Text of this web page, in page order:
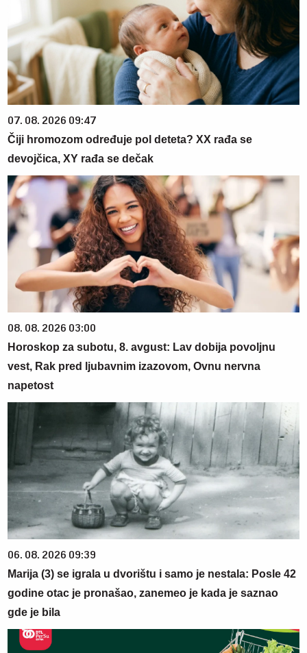
07. 08. 2026 09:47
Čiji hromozom određuje pol deteta? XX rađa se
devojčica, XY rađa se dečak
08. 08. 2026 03:00
Horoskop za subotu, 8. avgust: Lav dobija povoljnu
vest, Rak pred ljubavnim izazovom, Ovnu nervna
napetost
06. 08. 2026 09:39
Marija (3) se igrala u dvorištu i samo je nestala: Posle 42
godine otac je pronašao, zanemeo je kada je saznao
gde je bila